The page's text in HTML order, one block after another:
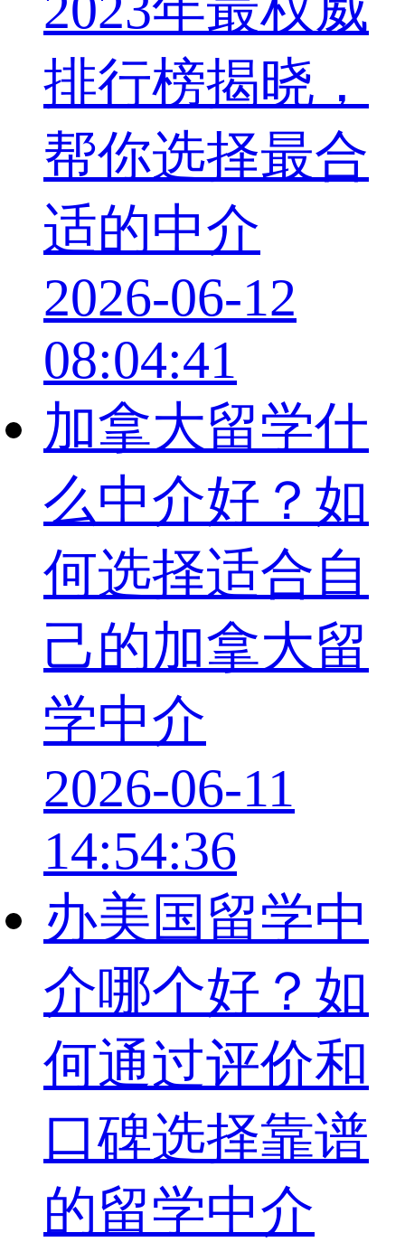
排行榜揭晓，
帮你选择最合
适的中介
2026-06-12
08:04:41
加拿大留学什
么中介好？如
何选择适合自
己的加拿大留
学中介
2026-06-11
14:54:36
办美国留学中
介哪个好？如
何通过评价和
口碑选择靠谱
的留学中介